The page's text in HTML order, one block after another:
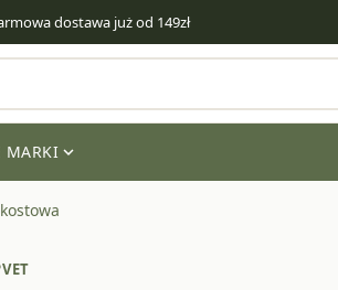
dostawa już od 149zł
MARKIexpand_more